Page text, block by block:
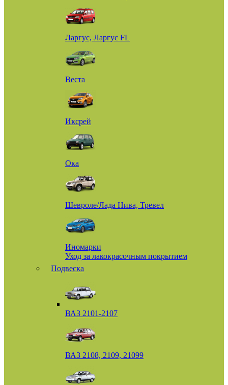
Ларгус, Ларгус FL
Веста
Иксрей
Ока
Шевроле/Лада Нива, Тревел
Иномарки
Уход за лакокрасочным покрытием
Подвеска
ВАЗ 2101-2107
ВАЗ 2108, 2109, 21099